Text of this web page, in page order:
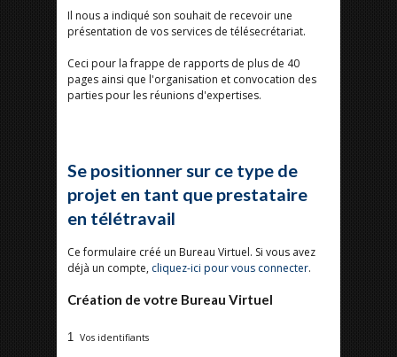
Il nous a indiqué son souhait de recevoir une
présentation de vos services de télésecrétariat.
Ceci pour la frappe de rapports de plus de 40
pages ainsi que l'organisation et convocation des
parties pour les réunions d'expertises.
Se positionner sur ce type de
projet en tant que prestataire
en télétravail
Ce formulaire créé un Bureau Virtuel. Si vous avez
déjà un compte, cliquez-ici pour vous connecter.
Création de votre Bureau Virtuel
1 Vos identifiants